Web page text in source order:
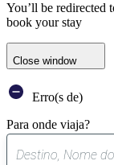
You’ll be redirected
book your stay
Close window
Erro(s de)
Para onde viaja?